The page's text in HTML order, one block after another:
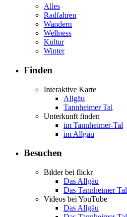
Alles
Radfahren
Wandern
Wellness
Kultur
Winter
Finden
Interaktive Karte
Allgäu
Tannheimer Tal
Unterkunft finden
im Tannheimer-Tal
im Allgäu
Besuchen
Bilder bei flickr
Das Allgäu
Das Tannheimer Tal
Videos bei YouTube
Das Allgäu